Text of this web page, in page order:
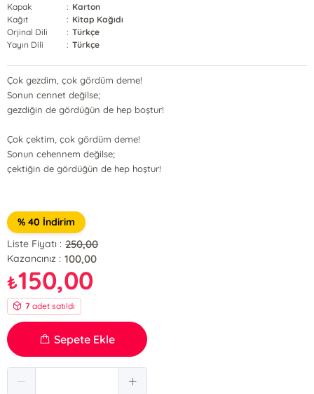
Kapak
: Karton
Kağıt
: Kitap Kağıdı
Orjinal Dili
: Türkçe
Yayın Dili
: Türkçe
Çok gezdim, çok gördüm deme!
Sonun cennet değilse;
gezdiğin de gördüğün de hep boştur!
Çok çektim, çok gördüm deme!
Sonun cehennem değilse;
çektiğin de gördüğün de hep hoştur!
% 40 İndirim
Liste Fiyatı : 250,00
Kazancınız : 100,00
₺150,00
7 adet satıldı
Sepete Ekle